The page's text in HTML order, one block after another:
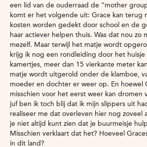
een lid van de ouderraad de “mother
komt er het volgende uit: Grace kan terug
kosten worden gedekt door school en de
haar actiever helpen thuis. Was dat nou zo
mezelf. Maar terwijl het matje wordt
krijg ik nog een rondleiding door het
kamertjes, meer dan 15 vierkante meter
matje wordt uitgerold onder de klamboe,
moeder en dochter er weer op. En hoewel
misschien voor het eerst weer kan dromen
juf ben ik toch blij dat ik mijn slippers uit
realiseer me dat overleven hier nog zoveel
je niet altijd kunt zien dat je buurmeisje
Misschien verklaart dat het? Hoeveel
in dit land?